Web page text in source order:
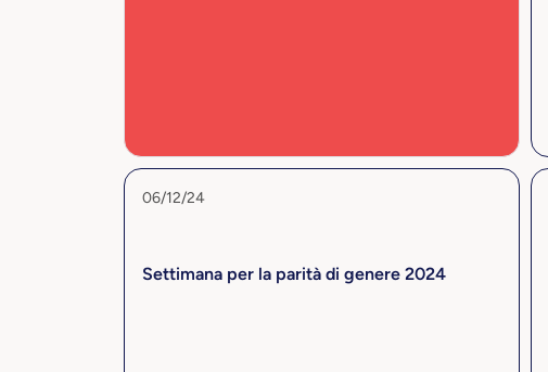
06/12/24
Settimana per la parità di genere 2024